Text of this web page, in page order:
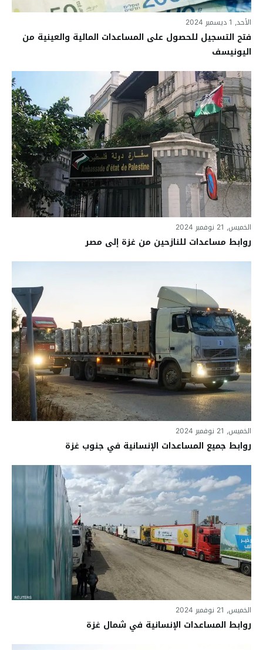
الأحد, 1 ديسمبر 2024
فتح التسجيل للحصول على المساعدات المالية والعينية من
اليونيسف
الخميس, 21 نوفمبر 2024
روابط مساعدات للنازحين من غزة إلى مصر
الخميس, 21 نوفمبر 2024
روابط جميع المساعدات الإنسانية في جنوب غزة
الخميس, 21 نوفمبر 2024
روابط المساعدات الإنسانية في شمال غزة